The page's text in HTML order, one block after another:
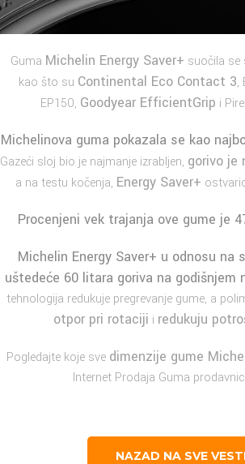
Guma Michelin Energy Saver+ suočila se
kao što su Continental Eco Contact 3,
EP150, Goodyear EfficientGrip i
Michelinova guma pokazala se kao
Gazeći sloj bio je najmanje izrabljen, gorivo je
a na testu kočenja, Energy Saver+
Procenjeni vek trajanja ove gume je
Michelin Energy Saver+ u odnosu na
uštedeće 60 litara goriva na godišnjem
tehnologija redukuje pregrevanje gume, a
otpor pri rotaciji i redukuju
Pogledajte koje sve dimenzije gume
Internet Prodaja Guma
NAZAD NA SVE